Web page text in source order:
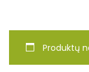
Produktų